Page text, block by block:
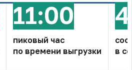
11:00
пиковый час
по времени выгрузки
в